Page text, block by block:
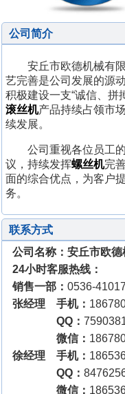
公司简介
安丘市欧德机械有限
艺完善是公司发展的源
积极建设一支“诚信、拼
滚丝机产品持续占领市
续发展。
公司重视各位员工的
议，持续发挥螺丝机完
面的综合优点，为客户
务。
联系方式
公司名称：安丘市欧德
24小时客服热线：
销售一部：0536-
张经理 手机：
QQ：
微信：
徐经理 手机：
QQ：
微信：